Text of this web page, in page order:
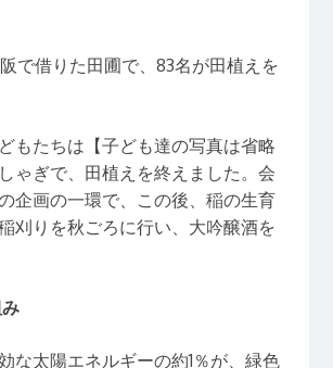
で借りた田圃で、83名が田植えを
もたちは【子ども達の写真は省略
ゃぎで、田植えを終えました。会
企画の一環で、この後、稲の生育
刈りを秋ごろに行い、大吟醸酒を
な太陽エネルギーの約1％が、緑色